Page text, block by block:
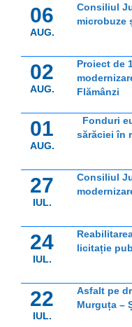
06
AUG.
Consiliul
microbuze
02
AUG.
Proiect de
Flămânzi
01
AUG.
Fonduri
sărăciei în
27
IUL.
Consiliul
24
IUL.
licitație
22
IUL.
Asfalt pe
Murguța –